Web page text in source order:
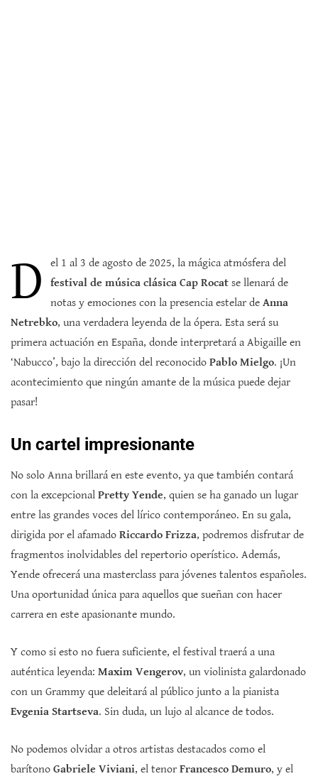
D
el 1 al 3 de agosto de 2025, la mágica atmósfera del
festival de música clásica Cap Rocat se llenará de
notas y emociones con la presencia estelar de Anna
Netrebko, una verdadera leyenda de la ópera. Esta será su
primera actuación en España, donde interpretará a Abigaille en
‘Nabucco’, bajo la dirección del reconocido Pablo Mielgo. ¡Un
acontecimiento que ningún amante de la música puede dejar
pasar!
Un cartel impresionante
No solo Anna brillará en este evento, ya que también contará
con la excepcional Pretty Yende, quien se ha ganado un lugar
entre las grandes voces del lírico contemporáneo. En su gala,
dirigida por el afamado Riccardo Frizza, podremos disfrutar de
fragmentos inolvidables del repertorio operístico. Además,
Yende ofrecerá una masterclass para jóvenes talentos españoles.
Una oportunidad única para aquellos que sueñan con hacer
carrera en este apasionante mundo.
Y como si esto no fuera suficiente, el festival traerá a una
auténtica leyenda: Maxim Vengerov, un violinista galardonado
con un Grammy que deleitará al público junto a la pianista
Evgenia Startseva. Sin duda, un lujo al alcance de todos.
No podemos olvidar a otros artistas destacados como el
barítono Gabriele Viviani, el tenor Francesco Demuro, y el